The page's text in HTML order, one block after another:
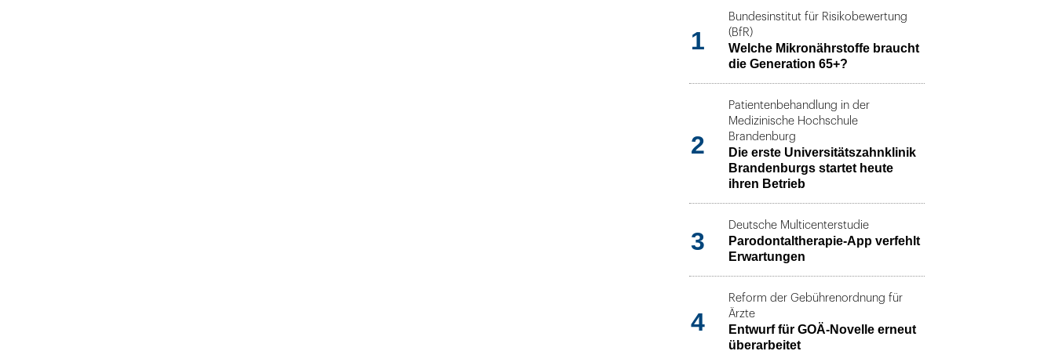
1
Bundesinstitut für Risikobewertung
(BfR)
Welche Mikronährstoffe braucht
die Generation 65+?
2
Patientenbehandlung in der
Medizinische Hochschule
Brandenburg
Die erste Universitätszahnklinik
Brandenburgs startet heute
ihren Betrieb
3
Deutsche Multicenterstudie
Parodontaltherapie-App verfehlt
Erwartungen
4
Reform der Gebührenordnung für
Ärzte
Entwurf für GOÄ-Novelle erneut
überarbeitet